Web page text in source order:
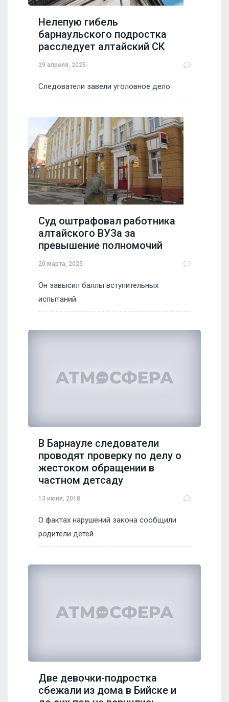
Нелепую гибель
барнаульского подростка
расследует алтайский СК
29 апреля, 2025
Следователи завели уголовное дело
Суд оштрафовал работника
алтайского ВУЗа за
превышение полномочий
20 марта, 2025
Он завысил баллы вступительных
испытаний
В Барнауле следователи
проводят проверку по делу о
жестоком обращении в
частном детсаду
13 июня, 2018
О фактах нарушений закона сообщили
родители детей
Две девочки-подростка
сбежали из дома в Бийске и